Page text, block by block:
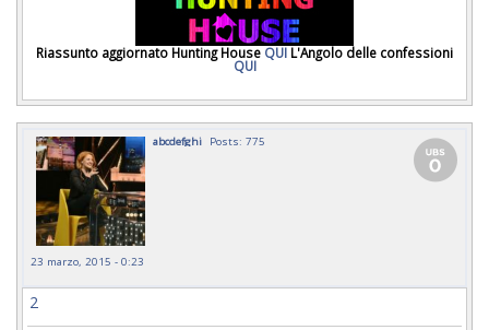
Riassunto aggiornato Hunting House QUI L'Angolo delle confessioni
QUI
abcdefghi Posts: 775
23 marzo, 2015 - 0:23
2